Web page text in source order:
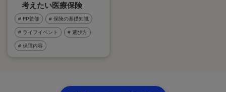
考えたい医療保険
# FP監修 # 保険の基礎知識
# ライフイベント # 選び方
# 保障内容